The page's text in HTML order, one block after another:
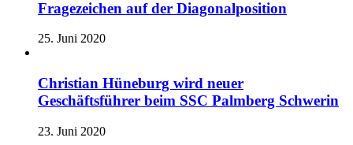
Fragezeichen auf der Diagonalposition
25. Juni 2020
Christian Hüneburg wird neuer
Geschäftsführer beim SSC Palmberg Schwerin
23. Juni 2020